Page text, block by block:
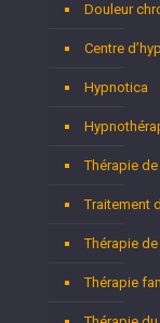
Douleur
Centre
Hypnotica
Thérapie
Traitement
Thérapie
Thérapie